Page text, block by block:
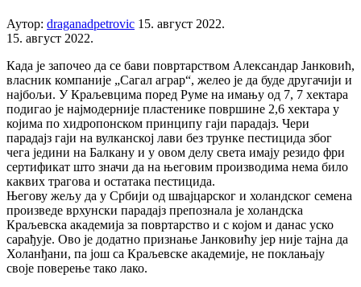
Аутор: draganadpetrovic 15. август 2022.
15. август 2022.
Када је започео да се бави повртарством Александар Јанковић,
власник компаније „Сагал аграр“, желео је да буде другачији и
најбољи. У Краљевцима поред Руме на имању од 7, 7 хектара
подигао је најмодерније пластенике површине 2,6 хектара у
којима по хидропонском принципу гаји парадајз. Чери
парадајз гаји на вулканској лави без трунке пестицида због
чега једини на Балкану и у овом делу света имају резидо фри
сертификат што значи да на његовим производима нема било
каквих трагова и остатака пестицида.
Његову жељу да у Србији од швајцарског и холандског семена
произведе врхунски парадајз препознала је холандска
Краљевска академија за повртарство и с којом и данас уско
сарађује. Ово је додатно признање Јанковићу јер није тајна да
Холанђани, па још са Краљевске академије, не поклањају
своје поверење тако лако.